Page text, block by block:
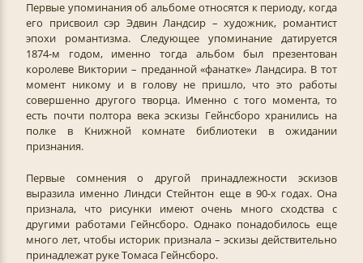
Первые упоминания об альбоме относятся к периоду, когда
его присвоил сэр Эдвин Ландсир – художник, романтист
эпохи романтизма. Следующее упоминание датируется
1874-м годом, именно тогда альбом был презентован
королеве Виктории – преданной «фанатке» Ландсира. В тот
момент никому и в голову не пришло, что это работы
совершенно другого творца. Именно с того момента, то
есть почти полтора века эскизы Гейнсборо хранились на
полке в Книжной комнате библиотеки в ожидании
признания.
Первые сомнения о другой принадлежности эскизов
выразила именно Линдси Стейнтон еще в 90-х годах. Она
признала, что рисунки имеют очень много сходства с
другими работами Гейнсборо. Однако понадобилось еще
много лет, чтобы историк признала – эскизы действительно
принадлежат руке Томаса Гейнсборо.